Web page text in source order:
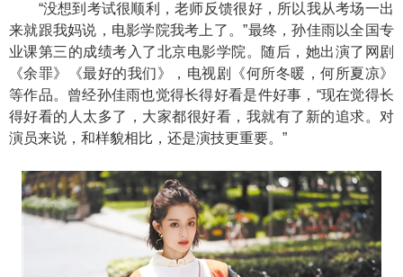
“没想到考试很顺利，老师反馈很好，所以我从考场一出
来就跟我妈说，电影学院我考上了。”最终，孙佳雨以全国专
业课第三的成绩考入了北京电影学院。随后，她出演了网剧
《余罪》《最好的我们》，电视剧《何所冬暖，何所夏凉》
等作品。曾经孙佳雨也觉得长得好看是件好事，“现在觉得长
得好看的人太多了，大家都很好看，我就有了新的追求。对
演员来说，和样貌相比，还是演技更重要。”